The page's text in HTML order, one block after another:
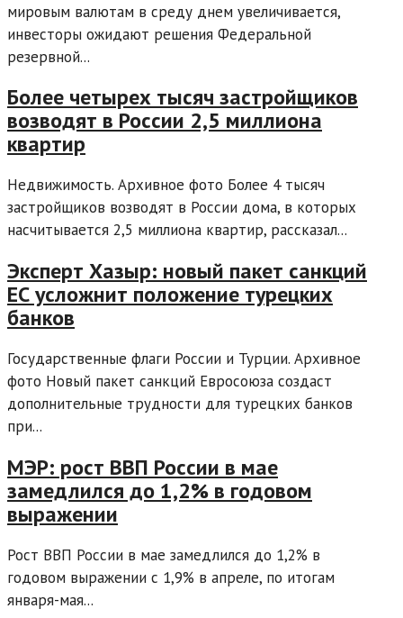
мировым валютам в среду днем увеличивается,
инвесторы ожидают решения Федеральной
резервной...
Более четырех тысяч застройщиков
возводят в России 2,5 миллиона
квартир
Недвижимость. Архивное фото Более 4 тысяч
застройщиков возводят в России дома, в которых
насчитывается 2,5 миллиона квартир, рассказал...
Эксперт Хазыр: новый пакет санкций
ЕС усложнит положение турецких
банков
Государственные флаги России и Турции. Архивное
фото Новый пакет санкций Евросоюза создаст
дополнительные трудности для турецких банков
при...
МЭР: рост ВВП России в мае
замедлился до 1,2% в годовом
выражении
Рост ВВП России в мае замедлился до 1,2% в
годовом выражении с 1,9% в апреле, по итогам
января-мая...